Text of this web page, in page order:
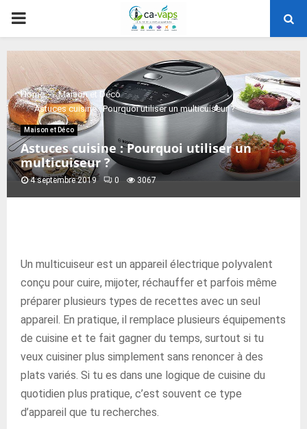
PRIMARY
MENU
Home
Maison et Déco
Astuces cuisine : Pourquoi utiliser un multicuiseur ?
Maison et Déco
Astuces cuisine : Pourquoi utiliser un
multicuiseur ?
4 septembre 2019 0 3067
Un multicuiseur est un appareil électrique polyvalent
conçu pour cuire, mijoter, réchauffer et parfois même
préparer plusieurs types de recettes avec un seul
appareil. En pratique, il remplace plusieurs équipements
de cuisine et te fait gagner du temps, surtout si tu
veux cuisiner plus simplement sans renoncer à des
plats variés. Si tu es dans une logique de cuisine du
quotidien plus pratique, c’est souvent ce type
d’appareil que tu recherches.